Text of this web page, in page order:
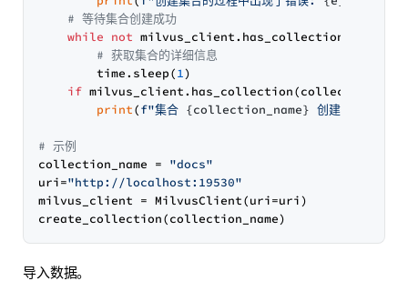
# 等待集合创建成功
while not
# 获取集合的详细信息
        time.sleep(
1)
if
print(f"集合 {collection_name} 创建成功"
# 示例
collection_name = "docs"
uri="http://localhost:19530"
milvus_client = MilvusClient(uri=uri)
导入数据。